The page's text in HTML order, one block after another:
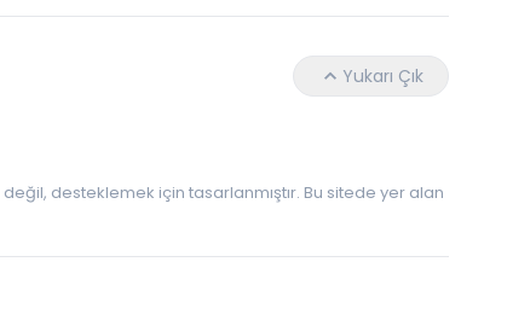
Yukarı Çık
desteklemek için tasarlanmıştır. Bu sitede yer alan